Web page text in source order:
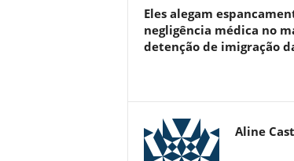
Eles alegam
negligência médica no
detenção de imigração
Aline